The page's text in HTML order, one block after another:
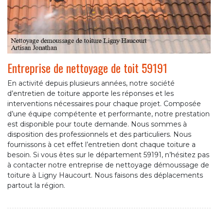
Entreprise de nettoyage de toit 59191
En activité depuis plusieurs années, notre société
d’entretien de toiture apporte les réponses et les
interventions nécessaires pour chaque projet. Composée
d’une équipe compétente et performante, notre prestation
est disponible pour toute demande. Nous sommes à
disposition des professionnels et des particuliers. Nous
fournissons à cet effet l’entretien dont chaque toiture a
besoin. Si vous êtes sur le département 59191, n’hésitez pas
à contacter notre entreprise de nettoyage démoussage de
toiture à Ligny Haucourt. Nous faisons des déplacements
partout la région.